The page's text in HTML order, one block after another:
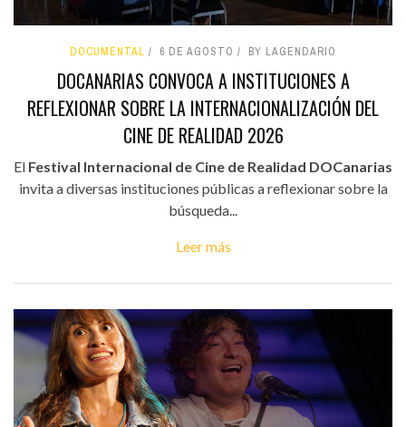
DOCUMENTAL 6 DE AGOSTO BY LAGENDARIO
DOCANARIAS CONVOCA A INSTITUCIONES A
REFLEXIONAR SOBRE LA INTERNACIONALIZACIÓN DEL
CINE DE REALIDAD 2026
El Festival Internacional de Cine de Realidad DOCanarias
invita a diversas instituciones públicas a reflexionar sobre la
búsqueda...
Leer más